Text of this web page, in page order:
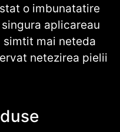
o imbunatatire
aplicareau
mai neteda
netezirea pielii